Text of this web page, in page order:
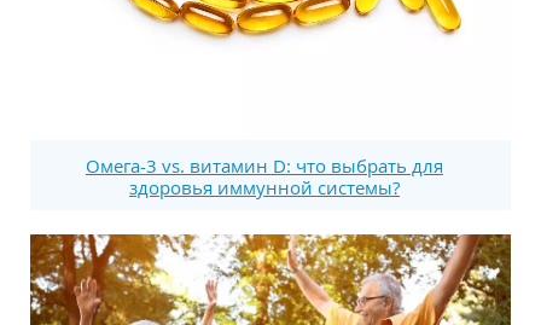
Омега-3 vs. витамин D: что выбрать для
здоровья иммунной системы?